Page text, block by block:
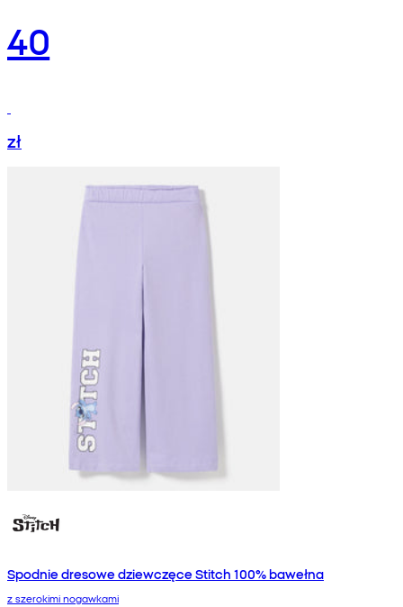
40
zł
Spodnie dresowe dziewczęce Stitch 100% bawełna
z szerokimi nogawkami